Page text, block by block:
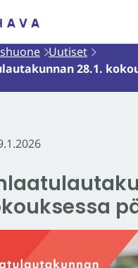
Uutiset
28.1.